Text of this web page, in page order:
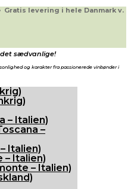
Gratis levering i hele Danmark v.
sædvanlige!
og karakter fra passionerede vinbønder i
– Italien)
–
Italien)
– Italien)
– Italien)